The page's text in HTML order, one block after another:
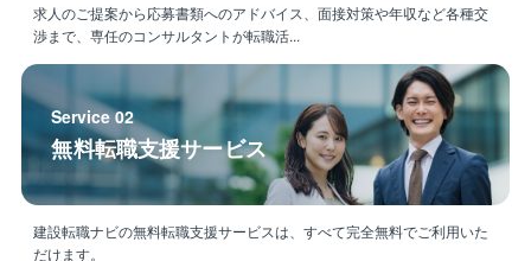
抑えながら、売り上げを伸ばすことが可能です。
また、初任地からの転勤転勤もございません。腰を据
えてご活躍可能です。
◎柔軟な働き方
部署によって多少の差はございますが、週2回程度の在
宅勤務が可能です。
また、フレックスタイム制も導入しており、個人に合
った働き方を推奨しております。
求人のご提案から応募書類へのアドバイス、面接対策や年収など各種交
渉まで、専任のコンサルタントが転職活...
Service 02
無料転職支援サービス
建設転職ナビの無料転職支援サービスは、すべて完全無料でご利用いた
だけます。